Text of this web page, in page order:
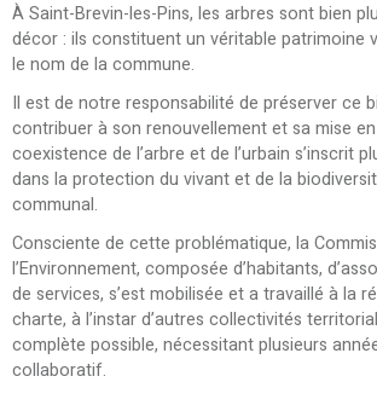
À Saint-Brevin-les-Pins, les arbres sont bien
décor : ils constituent un véritable patrimoine
le nom de la commune.
Il est de notre responsabilité de préserver ce
contribuer à son renouvellement et sa mise
coexistence de l’arbre et de l’urbain s’inscrit
dans la protection du vivant et de la
communal.
Consciente de cette problématique, la
l’Environnement, composée d’habitants,
de services, s’est mobilisée et a travaillé à la
charte, à l’instar d’autres collectivités
complète possible, nécessitant plusieurs
collaboratif.